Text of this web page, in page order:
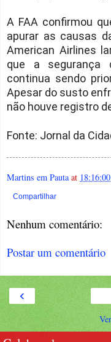
A FAA confirmou
apurar as causas
American Airlines
que a segurança
continua sendo
Apesar do susto
não houve registro
Fonte: Jornal da
Martins em Pauta at 18:16:00
Compartilhar
Nenhum comentário:
Postar um comentário
‹